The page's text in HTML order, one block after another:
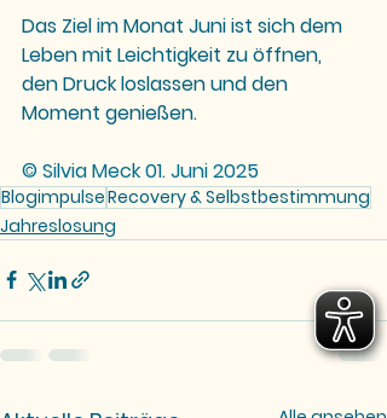
Das Ziel im Monat Juni ist sich dem
Leben mit Leichtigkeit zu öffnen,
den Druck loslassen und den
Moment genießen.
© Silvia Meck 01. Juni 2025
BlogimpulseRecovery & Selbstbestimmung
Jahreslosung